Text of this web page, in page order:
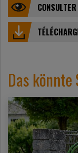
CONSULTER
Das